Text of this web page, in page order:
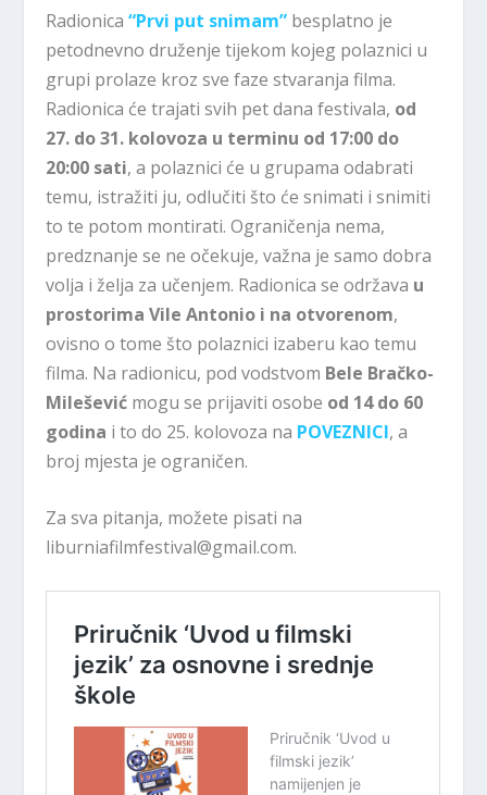
Radionica“Prvi put snimam” besplatno je
petodnevno druženje tijekom kojeg polaznici u
grupi prolaze kroz sve faze stvaranja filma.
Radionica će trajati svih pet dana festivala, od
27. do 31. kolovoza u terminu od 17:00 do
20:00 sati, a polaznici će u grupama odabrati
temu, istražiti ju, odlučiti što će snimati i snimiti
to te potom montirati. Ograničenja nema,
predznanje se ne očekuje, važna je samo dobra
volja i želja za učenjem. Radionica se održava u
prostorima Vile Antonio i na otvorenom,
ovisno o tome što polaznici izaberu kao temu
filma. Na radionicu, pod vodstvom Bele Bračko-
Milešević mogu se prijaviti osobe od 14 do 60
godina i to do 25. kolovoza na POVEZNICI, a
broj mjesta je ograničen.
Za sva pitanja, možete pisati na
liburniafilmfestival@gmail.com.